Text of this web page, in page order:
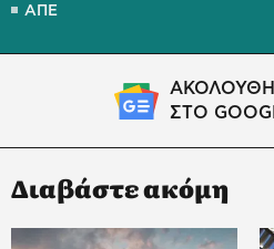
ΑΠΕ
ΣΤΟ
Διαβάστε ακόμη